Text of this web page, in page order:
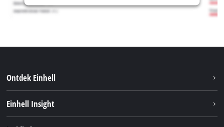
Ontdek Einhell
Einhell Insight